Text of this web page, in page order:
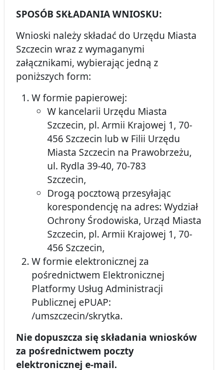
SPOSÓB SKŁADANIA WNIOSKU:
Wnioski należy składać do Urzędu Miasta
Szczecin wraz z wymaganymi
załącznikami, wybierając jedną z
poniższych form:
W formie papierowej:
W kancelarii Urzędu Miasta
Szczecin, pl. Armii Krajowej 1, 70-
456 Szczecin lub w Filii Urzędu
Miasta Szczecin na Prawobrzeżu,
ul. Rydla 39-40, 70-783
Szczecin,
Drogą pocztową przesyłając
korespondencję na adres: Wydział
Ochrony Środowiska, Urząd Miasta
Szczecin, pl. Armii Krajowej 1, 70-
456 Szczecin,
W formie elektronicznej za
pośrednictwem Elektronicznej
Platformy Usług Administracji
Publicznej ePUAP:
/umszczecin/skrytka.
Nie dopuszcza się składania wniosków
za pośrednictwem poczty
elektronicznej e-mail.